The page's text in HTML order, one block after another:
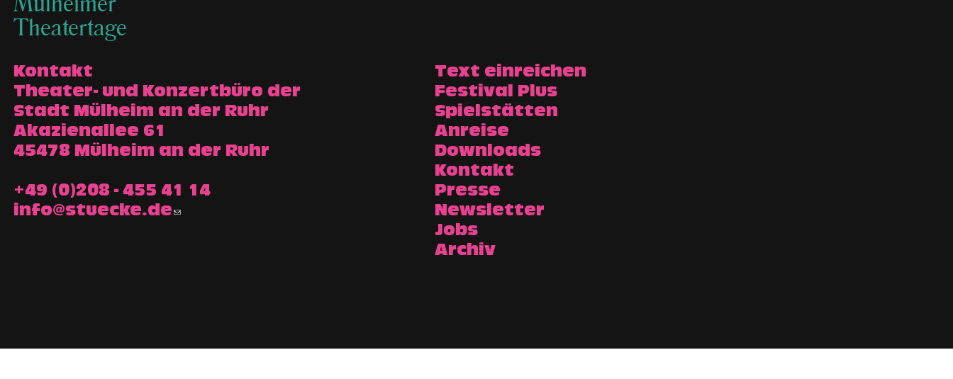
Theatertage
Kontakt
Theater- und Konzertbüro der
Stadt Mülheim an der Ruhr
Akazienallee 61
45478 Mülheim an der Ruhr
+49 (0)208 - 455 41 14
info@stuecke.de
Text einreichen
Festival Plus
Spielstätten
Anreise
Downloads
Kontakt
Presse
Newsletter
Jobs
Archiv